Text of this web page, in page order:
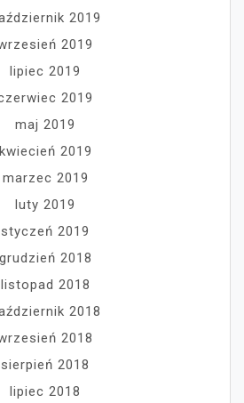
2019
2019
lipiec 2019
2019
maj 2019
kwiecień 2019
marzec 2019
luty 2019
styczeń 2019
grudzień 2018
listopad 2018
2018
2018
sierpień 2018
lipiec 2018